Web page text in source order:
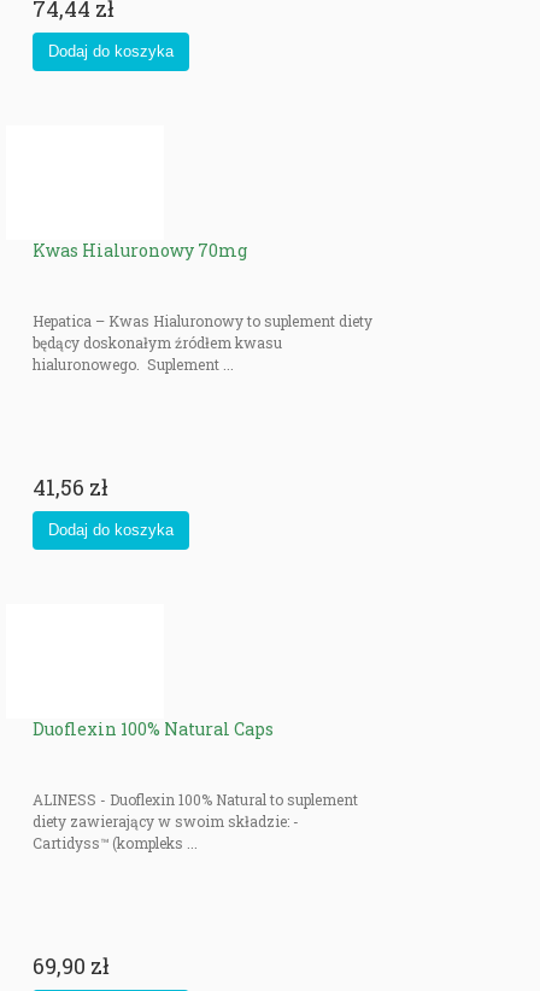
74,44 zł
Kwas Hialuronowy 70mg
Hepatica – Kwas Hialuronowy to suplement diety
będący doskonałym źródłem kwasu
hialuronowego. Suplement ...
41,56 zł
Duoflexin 100% Natural Caps
ALINESS - Duoflexin 100% Natural to suplement
diety zawierający w swoim składzie: -
Cartidyss™ (kompleks ...
69,90 zł